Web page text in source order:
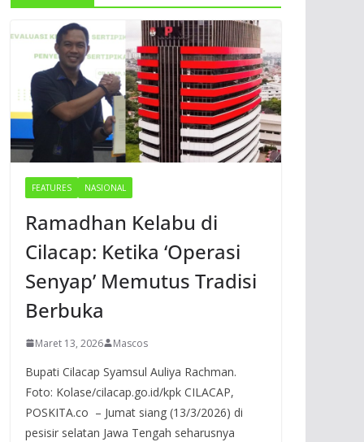
FEATURES NASIONAL
Ramadhan Kelabu di
Cilacap: Ketika ‘Operasi
Senyap’ Memutus Tradisi
Berbuka
Maret 13, 2026 Mascos
Bupati Cilacap Syamsul Auliya Rachman.
Foto: Kolase/cilacap.go.id/kpk CILACAP,
POSKITA.co – Jumat siang (13/3/2026) di
pesisir selatan Jawa Tengah seharusnya